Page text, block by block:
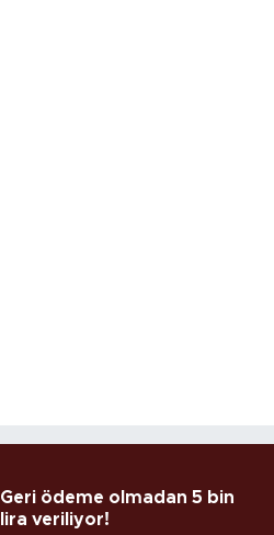
Geri ödeme olmadan 5 bin
lira veriliyor!